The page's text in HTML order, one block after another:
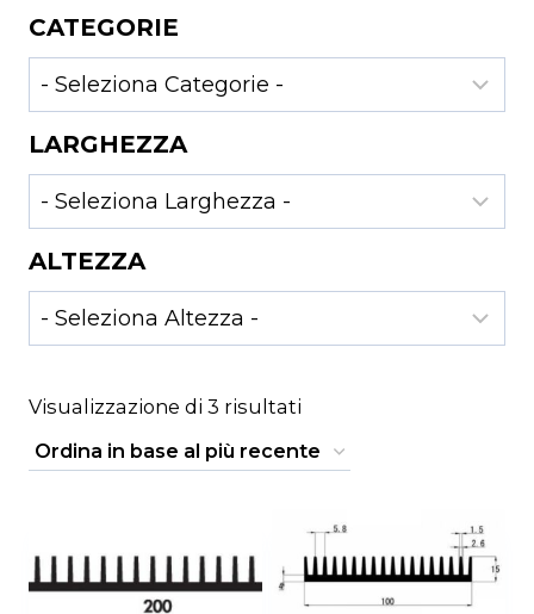
Visualizzazione di 3 risultati
in
base
recente
CATEGORIE
LARGHEZZA
ALTEZZA